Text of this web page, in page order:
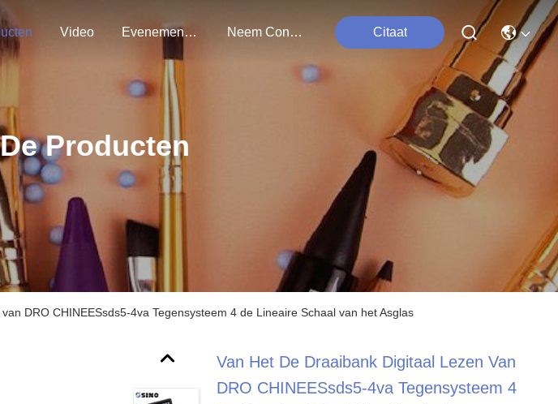
Video Evenementen Neem Contact Met Ons Op Citaat
Producten
DRO CHINEESsds5-4va Tegensysteem 4 de Lineaire Schaal van het Asglas
Van Het De Draaibank Digitaal Lezen Van
DRO CHINEESsds5-4va Tegensysteem 4